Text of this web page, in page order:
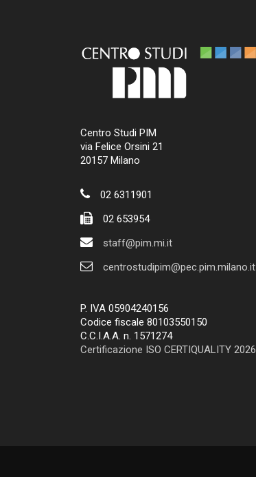
Centro Studi PIM
via Felice Orsini 21
20157 Milano
02 6311901
02 653954
staff@pim.mi.it
centrostudipim@pec.pim.milano.it
P. IVA 05904240156
Codice fiscale 80103550150
C.C.I.A.A. n. 1571274
Certificazione ISO CERTIQUALITY 2026